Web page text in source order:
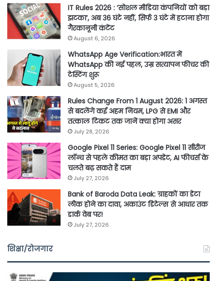
IT Rules 2026 : ‘सोशल मीडिया कंपनियों को बड़ा
झटका’, अब 36 घंटे नहीं, सिर्फ 3 घंटे में हटाना होगा
गैरकानूनी कंटेंट
August 6, 2026
WhatsApp Age Verification:भारत में
WhatsApp की नई पहल, उम्र सत्यापन फीचर की
टेस्टिंग शुरू
August 5, 2026
Rules Change From 1 August 2026: 1 अगस्त
से बदलेंगे कई अहम नियम, LPG से EMI और
तत्काल टिकट तक जानें क्या होगा असर
July 28, 2026
Google Pixel 11 Series: Google Pixel 11 सीरीज
लॉन्च से पहले कीमत का बड़ा अपडेट, AI फीचर्स के
चलते बढ़ सकते हैं दाम
July 27, 2026
Bank of Baroda Data Leak: ग्राहकों का डेटा
लीक होने का दावा, अकाउंट डिटेल्स से आधार तक
डार्क वेब पर!
July 27, 2026
शिक्षा/रोजगार